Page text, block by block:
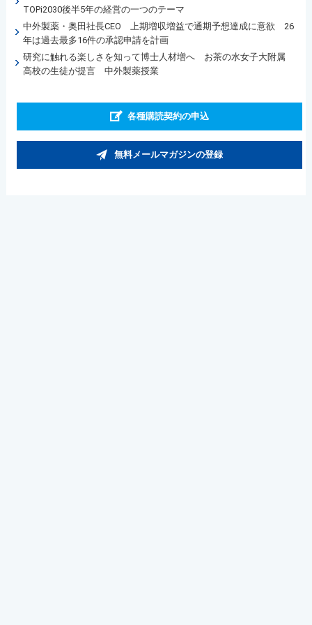
TOPi2030後半5年の経営の一つのテーマ
中外製薬・奥田社長CEO 上期増収増益で通期予想達成に意欲 26
年は過去最多16件の承認申請を計画
研究に触れる楽しさを知って博士人材増へ お茶の水女子大附属
高校の生徒が提言 中外製薬授業
各種購読契約の申込
無料メールマガジンの登録